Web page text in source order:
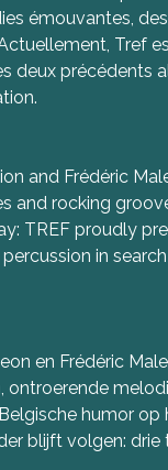
émouvantes, des
Tref
deux précédents
and Frédéric
rocking
proudly
in
en Frédéric
humor
blijft volgen: